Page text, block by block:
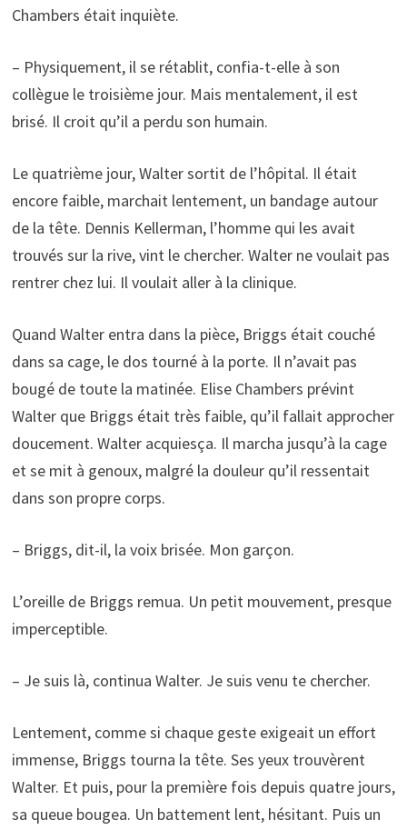
Chambers était inquiète.
– Physiquement, il se rétablit, confia-t-elle à son
collègue le troisième jour. Mais mentalement, il est
brisé. Il croit qu’il a perdu son humain.
Le quatrième jour, Walter sortit de l’hôpital. Il était
encore faible, marchait lentement, un bandage autour
de la tête. Dennis Kellerman, l’homme qui les avait
trouvés sur la rive, vint le chercher. Walter ne voulait pas
rentrer chez lui. Il voulait aller à la clinique.
Quand Walter entra dans la pièce, Briggs était couché
dans sa cage, le dos tourné à la porte. Il n’avait pas
bougé de toute la matinée. Elise Chambers prévint
Walter que Briggs était très faible, qu’il fallait approcher
doucement. Walter acquiesça. Il marcha jusqu’à la cage
et se mit à genoux, malgré la douleur qu’il ressentait
dans son propre corps.
– Briggs, dit-il, la voix brisée. Mon garçon.
L’oreille de Briggs remua. Un petit mouvement, presque
imperceptible.
– Je suis là, continua Walter. Je suis venu te chercher.
Lentement, comme si chaque geste exigeait un effort
immense, Briggs tourna la tête. Ses yeux trouvèrent
Walter. Et puis, pour la première fois depuis quatre jours,
sa queue bougea. Un battement lent, hésitant. Puis un